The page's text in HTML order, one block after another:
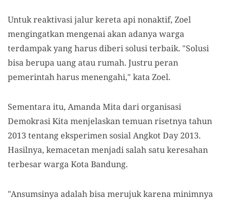
Untuk reaktivasi jalur kereta api nonaktif, Zoel
mengingatkan mengenai akan adanya warga
terdampak yang harus diberi solusi terbaik. "Solusi
bisa berupa uang atau rumah. Justru peran
pemerintah harus menengahi," kata Zoel.
Sementara itu, Amanda Mita dari organisasi
Demokrasi Kita menjelaskan temuan risetnya tahun
2013 tentang eksperimen sosial Angkot Day 2013.
Hasilnya, kemacetan menjadi salah satu keresahan
terbesar warga Kota Bandung.
"Ansumsinya adalah bisa merujuk karena minimnya